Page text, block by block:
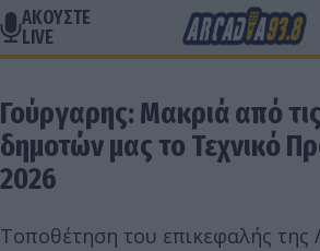
ΑΚΟΥΣΤΕ
LIVE
Γούργαρης: Μακριά από
δημοτών μας το Τεχνικό
2026
Τοποθέτηση του επικεφαλής της